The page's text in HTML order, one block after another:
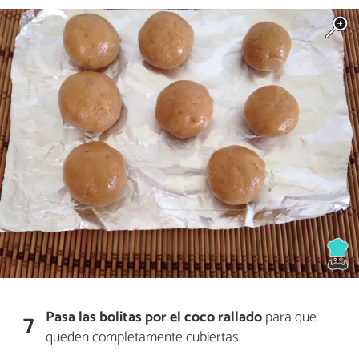
7 Pasa las bolitas por el coco ralladopara que
queden completamente cubiertas.